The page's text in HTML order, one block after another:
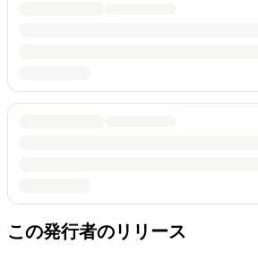
この発行者のリリース